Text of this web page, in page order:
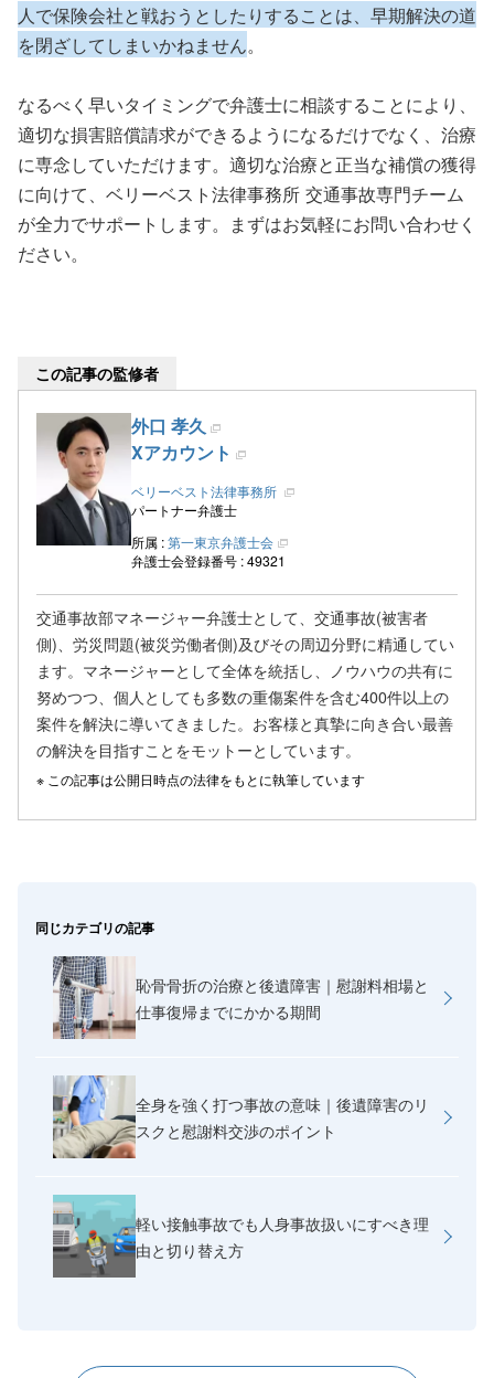
人で保険会社と戦おうとしたりすることは、早期解決の道
を閉ざしてしまいかねません。
なるべく早いタイミングで弁護士に相談することにより、
適切な損害賠償請求ができるようになるだけでなく、治療
に専念していただけます。適切な治療と正当な補償の獲得
に向けて、ベリーベスト法律事務所 交通事故専門チーム
が全力でサポートします。まずはお気軽にお問い合わせく
ださい。
この記事の監修者
外口 孝久
Xアカウント
ベリーベスト法律事務所
パートナー弁護士
所属 :第一東京弁護士会
弁護士会登録番号 : 49321
交通事故部マネージャー弁護士として、交通事故(被害者
側)、労災問題(被災労働者側)及びその周辺分野に精通してい
ます。マネージャーとして全体を統括し、ノウハウの共有に
努めつつ、個人としても多数の重傷案件を含む400件以上の
案件を解決に導いてきました。お客様と真摯に向き合い最善
の解決を目指すことをモットーとしています。
この記事は公開日時点の法律をもとに執筆しています
同じカテゴリの記事
恥骨骨折の治療と後遺障害｜慰謝料相場と
仕事復帰までにかかる期間
全身を強く打つ事故の意味｜後遺障害のリ
スクと慰謝料交渉のポイント
軽い接触事故でも人身事故扱いにすべき理
由と切り替え方